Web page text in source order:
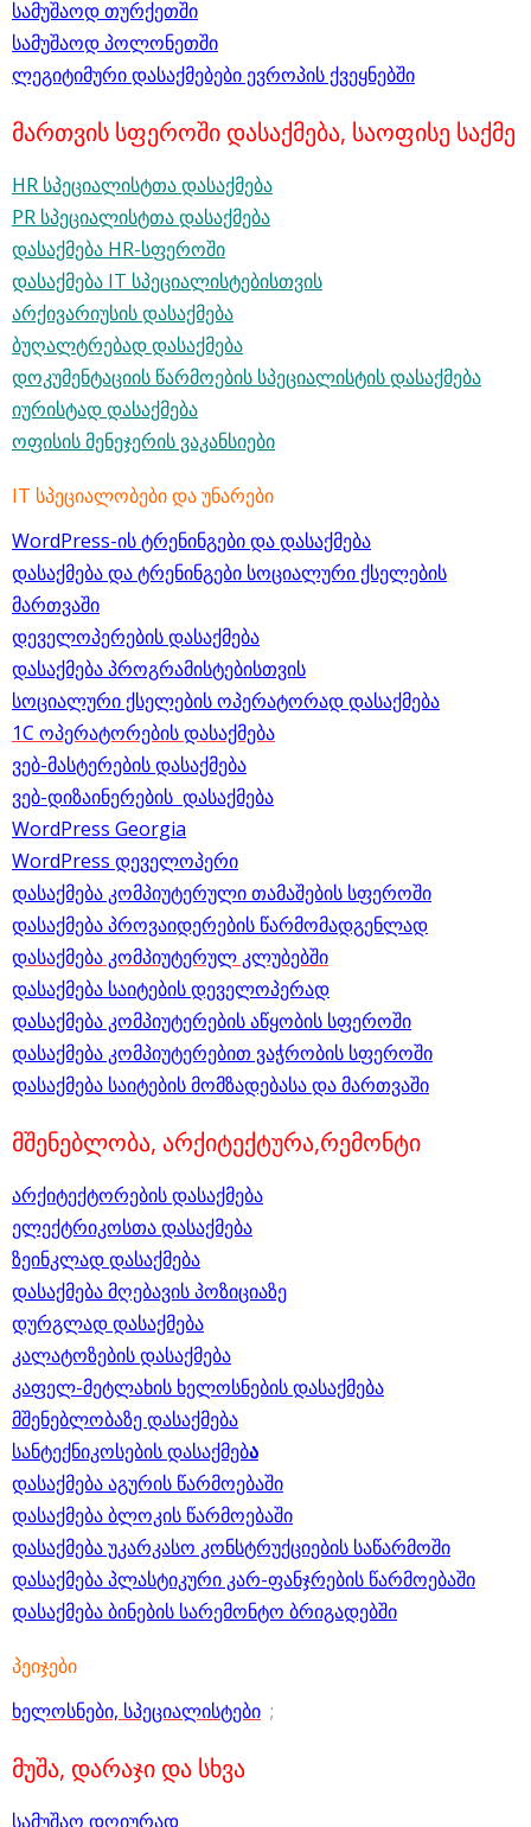
სამუშაოდ თურქეთში
სამუშაოდ პოლონეთში
ლეგიტიმური დასაქმებები ევროპის ქვეყნებში
მართვის სფეროში დასაქმება, საოფისე საქმე
HR სპეციალისტთა დასაქმება
PR სპეციალისტთა დასაქმება
დასაქმება HR-სფეროში
დასაქმება IT სპეციალისტებისთვის
არქივარიუსის დასაქმება
ბუღალტრებად დასაქმება
დოკუმენტაციის წარმოების სპეციალისტის დასაქმება
იურისტად დასაქმება
ოფისის მენეჯერის ვაკანსიები
IT სპეციალობები და უნარები
WordPress-ის ტრენინგები და დასაქმება
დასაქმება და ტრენინგები სოციალური ქსელების
მართვაში
დეველოპერების დასაქმება
დასაქმება პროგრამისტებისთვის
სოციალური ქსელების ოპერატორად დასაქმება
1C ოპერატორების დასაქმება
ვებ-მასტერების დასაქმება
ვებ-დიზაინერების დასაქმება
WordPress Georgia
WordPress დეველოპერი
დასაქმება კომპიუტერული თამაშების სფეროში
დასაქმება პროვაიდერების წარმომადგენლად
დასაქმება კომპიუტერულ კლუბებში
დასაქმება საიტების დეველოპერად
დასაქმება კომპიუტერების აწყობის სფეროში
დასაქმება კომპიუტერებით ვაჭრობის სფეროში
დასაქმება საიტების მომზადებასა და მართვაში
მშენებლობა, არქიტექტურა,რემონტი
არქიტექტორების დასაქმება
ელექტრიკოსთა დასაქმება
ზეინკლად დასაქმება
დასაქმება მღებავის პოზიციაზე
დურგლად დასაქმება
კალატოზების დასაქმება
კაფელ-მეტლახის ხელოსნების დასაქმება
მშენებლობაზე დასაქმება
სანტექნიკოსების დასაქმება
დასაქმება აგურის წარმოებაში
დასაქმება ბლოკის წარმოებაში
დასაქმება უკარკასო კონსტრუქციების საწარმოში
დასაქმება პლასტიკური კარ-ფანჯრების წარმოებაში
დასაქმება ბინების სარემონტო ბრიგადებში
პეიჯები
ხელოსნები, სპეციალისტები ;
მუშა, დარაჯი და სხვა
სამუშაო დღიურად